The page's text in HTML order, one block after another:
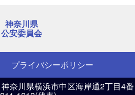
神奈川県
公安委員会
プライバシーポリシー
奈川県横浜市中区海岸通2丁目4番